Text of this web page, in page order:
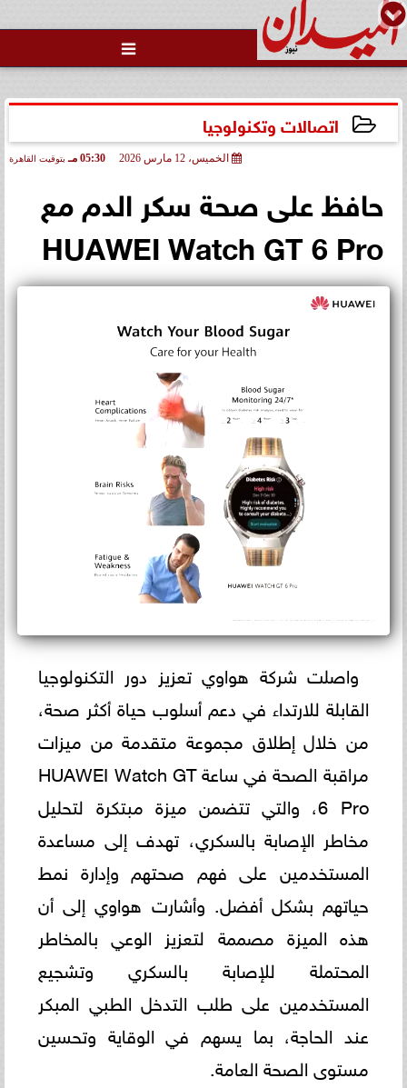

اتصالات وتكنولوجيا
الخميس، 12 مارس 2026 05:30 مـ بتوقيت القاهرة
حافظ على صحة سكر الدم مع
HUAWEI Watch GT 6 Pro
واصلت شركة هواوي تعزيز دور التكنولوجيا
القابلة للارتداء في دعم أسلوب حياة أكثر صحة،
من خلال إطلاق مجموعة متقدمة من ميزات
مراقبة الصحة في ساعة HUAWEI Watch GT
6 Pro، والتي تتضمن ميزة مبتكرة لتحليل
مخاطر الإصابة بالسكري، تهدف إلى مساعدة
المستخدمين على فهم صحتهم وإدارة نمط
حياتهم بشكل أفضل. وأشارت هواوي إلى أن
هذه الميزة مصممة لتعزيز الوعي بالمخاطر
المحتملة للإصابة بالسكري وتشجيع
المستخدمين على طلب التدخل الطبي المبكر
عند الحاجة، بما يسهم في الوقاية وتحسين
مستوى الصحة العامة.